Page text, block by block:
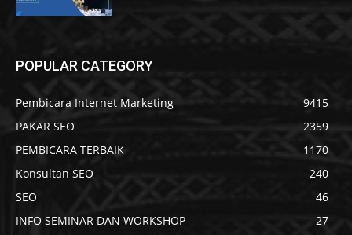
POPULAR CATEGORY
Pembicara Internet Marketing
9415
PAKAR SEO
2359
PEMBICARA TERBAIK
1170
Konsultan SEO
240
SEO
46
INFO SEMINAR DAN WORKSHOP
27